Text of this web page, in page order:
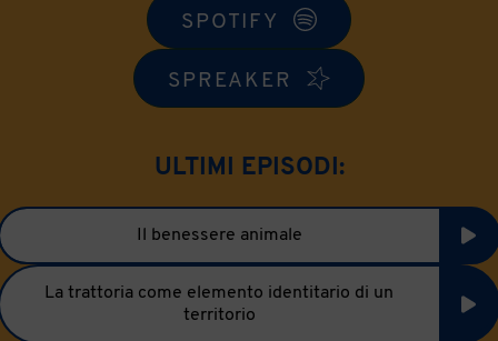
SPOTIFY
SPREAKER
ULTIMI EPISODI:
Il benessere animale
La trattoria come elemento identitario di un
territorio